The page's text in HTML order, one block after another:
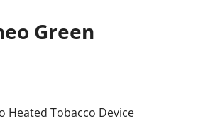
Green
Heated Tobacco Device